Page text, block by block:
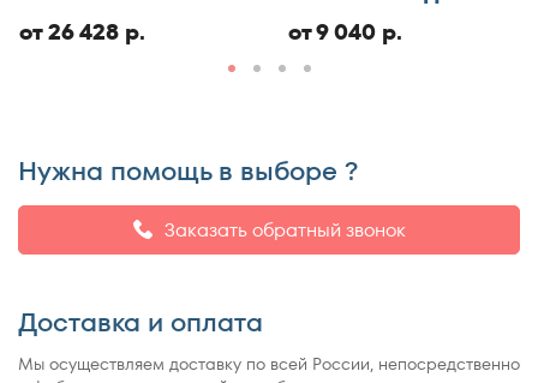
200x230
от 26 428 р. от 9 040 р.
Нужна помощь в выборе ?
Заказать обратный звонок
Доставка и оплата
Мы осуществляем доставку по всей России, непосредственно